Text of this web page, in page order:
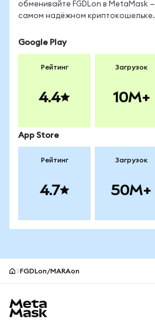
обменивайте FGDLon в MetaMask —
самом надёжном криптокошельке.
Google Play
Рейтинг
4.4
Загрузок
10M+
App Store
Рейтинг
4.7
Загрузок
50M+
FGDLon/MARAon